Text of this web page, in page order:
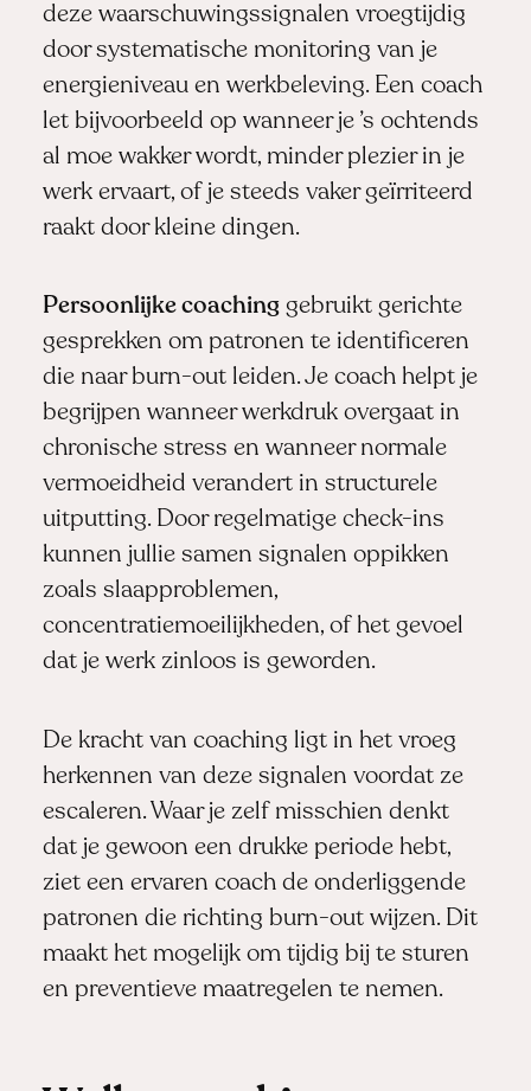
deze waarschuwingssignalen vroegtijdig
door systematische monitoring van je
energieniveau en werkbeleving. Een coach
let bijvoorbeeld op wanneer je ’s ochtends
al moe wakker wordt, minder plezier in je
werk ervaart, of je steeds vaker geïrriteerd
raakt door kleine dingen.
Persoonlijke coachinggebruikt gerichte
gesprekken om patronen te identificeren
die naar burn-out leiden. Je coach helpt je
begrijpen wanneer werkdruk overgaat in
chronische stress en wanneer normale
vermoeidheid verandert in structurele
uitputting. Door regelmatige check-ins
kunnen jullie samen signalen oppikken
zoals slaapproblemen,
concentratiemoeilijkheden, of het gevoel
dat je werk zinloos is geworden.
De kracht van coaching ligt in het vroeg
herkennen van deze signalen voordat ze
escaleren. Waar je zelf misschien denkt
dat je gewoon een drukke periode hebt,
ziet een ervaren coach de onderliggende
patronen die richting burn-out wijzen. Dit
maakt het mogelijk om tijdig bij te sturen
en preventieve maatregelen te nemen.